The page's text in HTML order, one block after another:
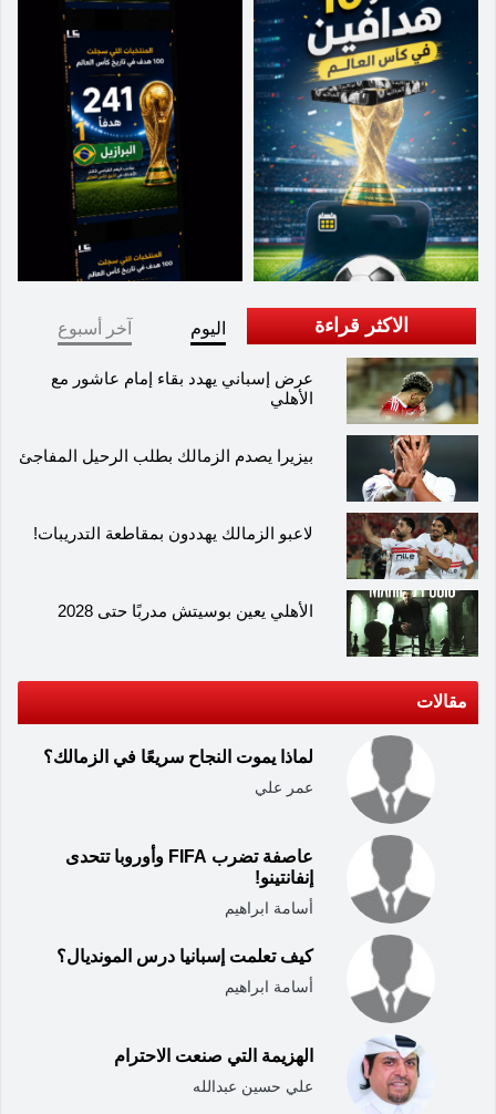
الاكثر قراءة اليوم آخر أسبوع
عرض إسباني يهدد بقاء إمام عاشور مع
الأهلي
بيزيرا يصدم الزمالك بطلب الرحيل المفاجئ
لاعبو الزمالك يهددون بمقاطعة التدريبات!
الأهلي يعين بوسيتش مدربًا حتى 2028
مقالات
لماذا يموت النجاح سريعًا في الزمالك؟
عمر علي
عاصفة تضرب FIFA وأوروبا تتحدى
إنفانتينو!
أسامة ابراهيم
كيف تعلمت إسبانيا درس المونديال؟
أسامة ابراهيم
الهزيمة التي صنعت الاحترام
علي حسين عبدالله